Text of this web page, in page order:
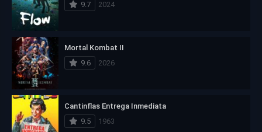
9.7
2024
Mortal Kombat II
9.6
2026
Cantinflas Entrega Inmediata
9.5
1963